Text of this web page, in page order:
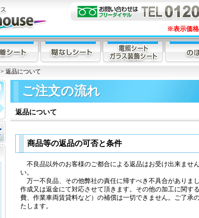
※表示価格
> 返品について
ご注文の流れ
返品について
商品等の返品の可否と条件
不良品以外のお客様のご都合による返品はお受け出来ませ
い。
万一不良品、その他弊社の責任に帰すべき不具合がありま
作成又は返金にて対応させて頂きます。その他の加工に関す
費、作業車両賃貸料など）の補償は一切できません。ご了承
たします。